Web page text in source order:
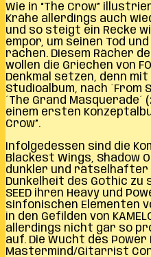
Wie in “The Crow”
Krähe allerdings auch
und so steigt ein Recke
empor, um seinen Tod
rächen. Diesem Rächer
wollen die Griechen von
Denkmal setzen, denn
Studioalbum, nach ´From
´The Grand Masquerade´
einem ersten
Crow”.
Infolgedessen sind die
Blackest Wings, Shadow
dunkler und rätselhafter
Dunkelheit des Gothic zu
SEED ihren Heavy und
sinfonischen Elementen
in den Gefilden von
allerdings nicht gar so
auf. Die Wucht des Power
Mastermind/Gitarrist